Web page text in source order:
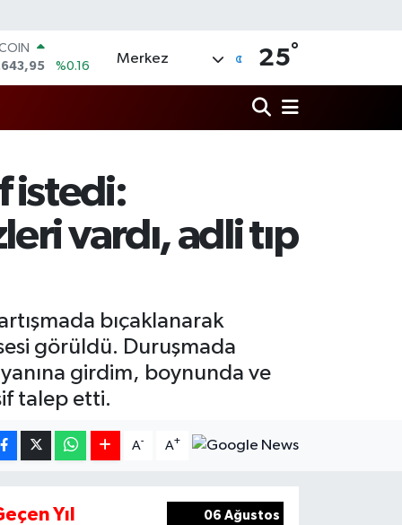
%0.12
%70
Merkez 25°
istedi:
vardı, adli tıp
bıçaklanarak
görüldü. Duruşmada
girdim, boynunda ve
talep etti.
A- A+
Yıl
06 Ağustos